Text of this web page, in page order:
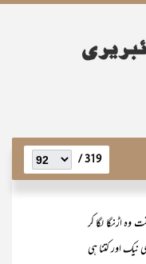
319 /
اڑنگا لگا کر
نیک اور کتنا ہی